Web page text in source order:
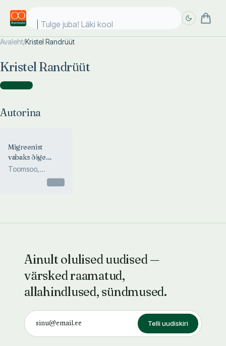
Tulge juba! Läki kooli
Avaleht/Kristel Randrüüt
Kristel Randrüüt
Autorina )
Autorina
Migreenist
vabaks õige
toiduga
Toomsoo,
Ainult olulised uudised —
värsked raamatud,
allahindlused, sündmused.
Telli uudiskiri